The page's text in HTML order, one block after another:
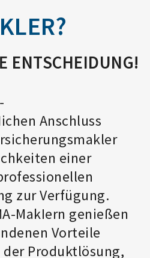
ENT­SCHEIDUNG!
Anschluss
einer
zur Verfügung.
MakIern genießen
Vorteile
Produktlösung,